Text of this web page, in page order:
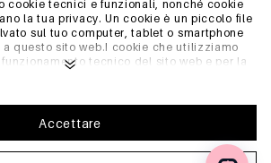
cookie tecnici e funzionali, nonché cookie
la tua privacy. Un cookie è un piccolo file
sul tuo computer, tablet o smartphone
questo sito web.I cookie che utilizziamo
tecnico del sito web e per la
il nostro sito web.Per garantire
di navigazione e acquisto su Yehwang, ti
cookie regolando le impostazioni del tuo
Accettare